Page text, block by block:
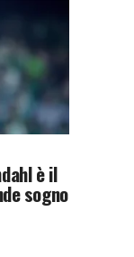
è il
sogno